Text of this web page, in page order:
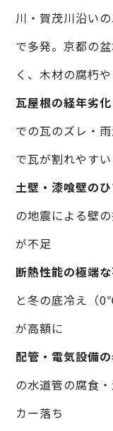
川・賀茂川沿い
で多発。京都の
く、木材の腐朽
瓦屋根の経年劣化
での瓦のズレ・
で瓦が割れやすい
土壁・漆喰壁の
の地震による壁
が不足
断熱性能の極端
と冬の底冷え（
が高額に
配管・電気設備
の水道管の腐食
カー落ち